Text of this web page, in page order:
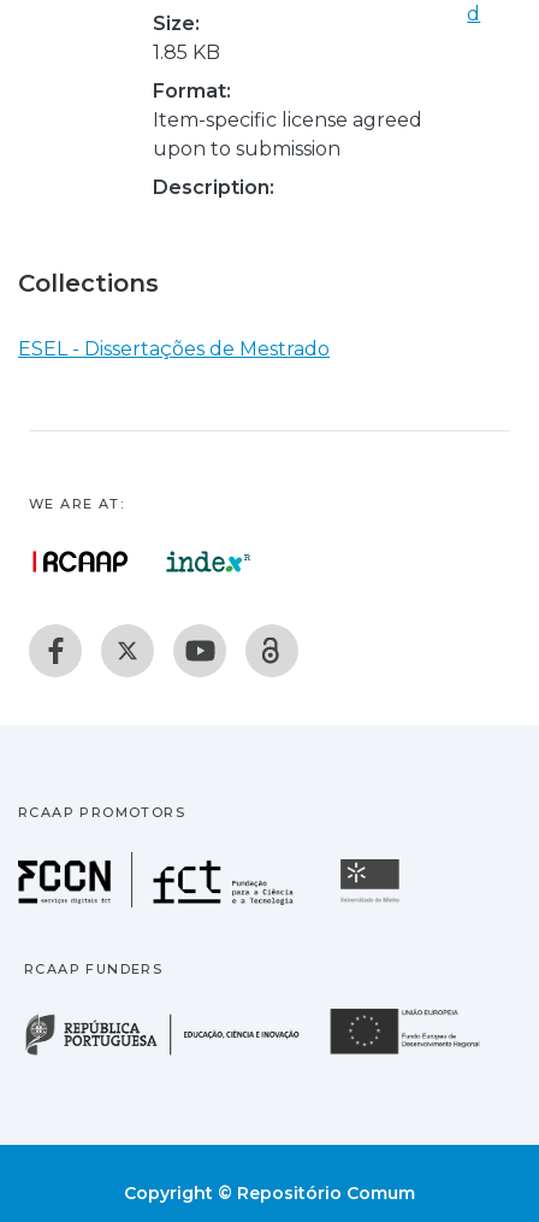
Size:
1.85 KB
Format:
Item-specific license agreed
upon to submission
Description:
d
Collections
ESEL - Dissertações de Mestrado
WE ARE AT:
RCAAP PROMOTORS
Fundação para a
RCAAP FUNDERS
República Portuguesa
Copyright © Repositório Comum